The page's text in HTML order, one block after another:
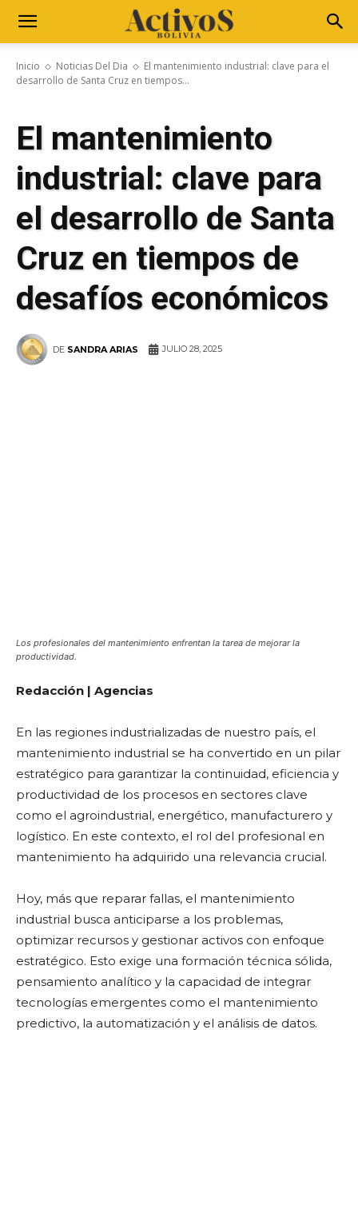
Inicio Noticias Del Dia
El mantenimiento industrial: clave para el
desarrollo de Santa Cruz en tiempos...
El mantenimiento
industrial: clave para
el desarrollo de Santa
Cruz en tiempos de
desafíos económicos
DE SANDRA ARIAS JULIO 28, 2025
Los profesionales del mantenimiento enfrentan la tarea de mejorar la
productividad.
Redacción | Agencias
En las regiones industrializadas de nuestro país, el
mantenimiento industrial se ha convertido en un pilar
estratégico para garantizar la continuidad, eficiencia y
productividad de los procesos en sectores clave
como el agroindustrial, energético, manufacturero y
logístico. En este contexto, el rol del profesional en
mantenimiento ha adquirido una relevancia crucial.
Hoy, más que reparar fallas, el mantenimiento
industrial busca anticiparse a los problemas,
optimizar recursos y gestionar activos con enfoque
estratégico. Esto exige una formación técnica sólida,
pensamiento analítico y la capacidad de integrar
tecnologías emergentes como el mantenimiento
predictivo, la automatización y el análisis de datos.